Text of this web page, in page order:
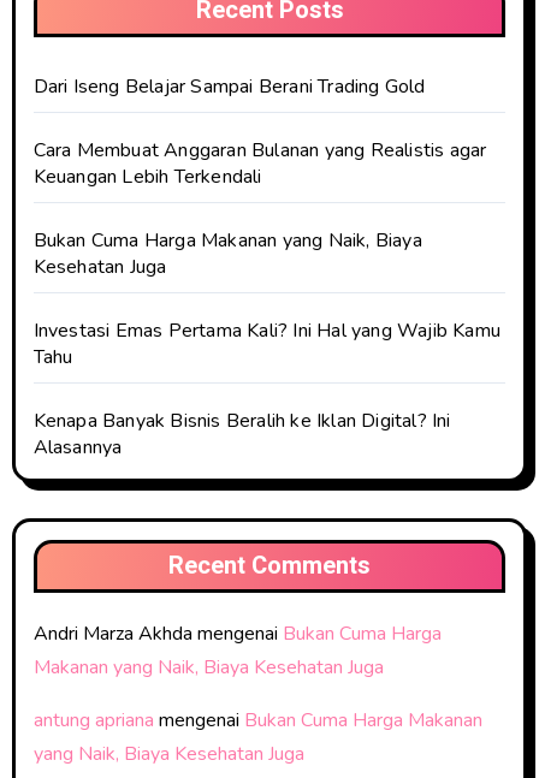
Recent Posts
Dari Iseng Belajar Sampai Berani Trading Gold
Cara Membuat Anggaran Bulanan yang Realistis agar
Keuangan Lebih Terkendali
Bukan Cuma Harga Makanan yang Naik, Biaya
Kesehatan Juga
Investasi Emas Pertama Kali? Ini Hal yang Wajib Kamu
Tahu
Kenapa Banyak Bisnis Beralih ke Iklan Digital? Ini
Alasannya
Recent Comments
Andri Marza Akhda mengenai Bukan Cuma Harga
Makanan yang Naik, Biaya Kesehatan Juga
antung apriana mengenai Bukan Cuma Harga Makanan
yang Naik, Biaya Kesehatan Juga